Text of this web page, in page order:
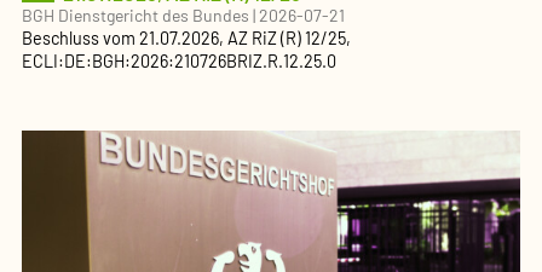
BGH Dienstgericht des Bundes |2026-07-21
Beschlussvom 21.07.2026, AZ RiZ (R) 12/25,
ECLI:DE:BGH:2026:210726BRIZ.R.12.25.0